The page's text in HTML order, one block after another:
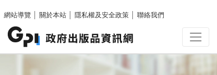
網站導覽
關於本站 隱私權及安全政策 聯絡我們